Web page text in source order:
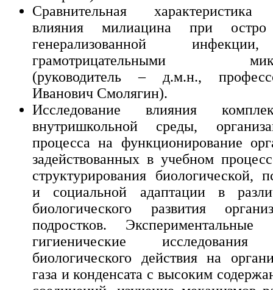
Сравнительная характеристика
влияния милиацина при остро
генерализованной
грамотрицательными
(руководитель – д.м.н.,
Иванович Смолягин).
Исследование влияния
внутришкольной среды,
процесса на функционирование
задействованных в учебном
структурирования биологической,
и социальной адаптации в
биологического развития
подростков.
гигиенические исследования
биологического действия на
газа и конденсата с высоким